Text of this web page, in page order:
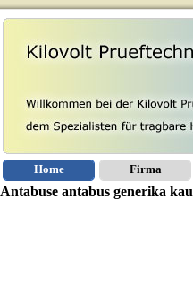
Home Firma
Antabuse antabus generika